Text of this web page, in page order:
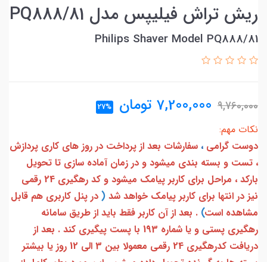
ریش تراش فیلیپس مدل PQ888/81
Philips Shaver Model PQ888/81
9,760,000
7,200,000 تومان 27%
نکات مهم:
دوست گرامی ، سفارشات بعد از پرداخت در روز های کاری پردازش
، تست و بسته بندی میشود و در زمان آماده سازی تا تحویل
بارکد ، مراحل برای کاربر پیامک میشود و کد رهگیری 24 رقمی
نیز در انتها برای کاربر پیامک خواهد شد ( در پنل کاربری هم قابل
مشاهده است) . بعد از آن کاربر فقط باید از طریق سامانه
رهگیری پستی و یا شماره 193 با پست پیگیری کند . بعد از
دریافت کدرهگیری 24 رقمی معمولا بین 3 الی 12 روز یا بیشتر